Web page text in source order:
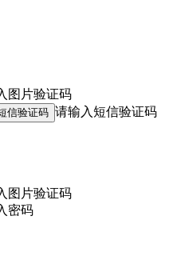
图片验证码
信验证码 请输入短信验证码
图片验证码
密码